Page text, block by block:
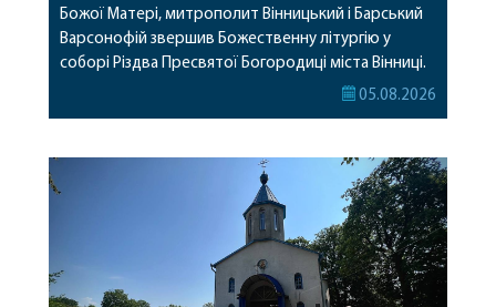
Божої Матері, митрополит Вінницький і Барський
Варсонофій звершив Божественну літургію у
соборі Різдва Пресвятої Богородиці міста Вінниці.
Його Високопреосвященству співслужили
священному сані. Під час богослужіння підносилися
особливі молитви за мир в Україні, за воїнів, які
05.08.2026